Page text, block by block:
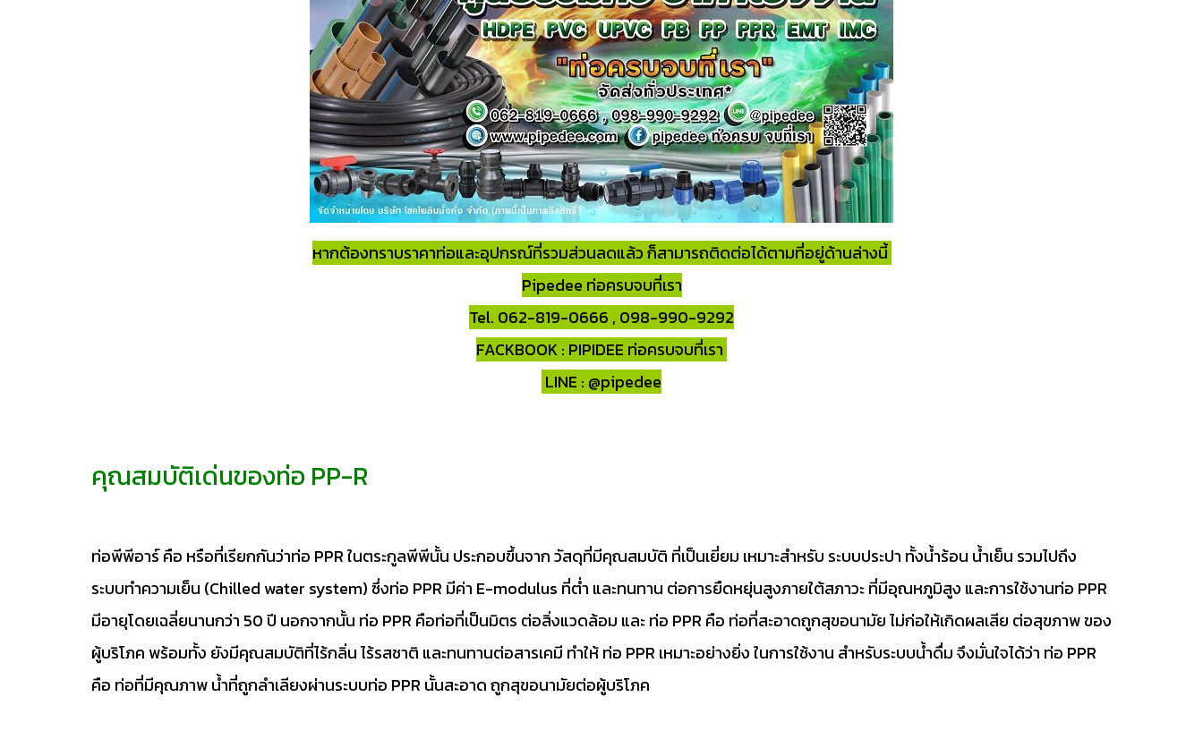
หากต้องทราบราคาท่อและอุปกรณ์ที่รวมส่วนลดแล้ว ก็สามารถติดต่อได้ตามที่อยู่ด้านล่างนี้
Pipedee ท่อครบจบที่เรา
Tel. 062-819-0666 , 098-990-9292
FACKBOOK : PIPIDEE ท่อครบจบที่เรา
LINE : @pipedee
คุณสมบัติเด่นของท่อ PP-R
ท่อพีพีอาร์ คือ หรือที่เรียกกันว่าท่อ PPR ในตระกูลพีพีนั้น ประกอบขึ้นจาก วัสดุที่มีคุณสมบัติ ที่เป็นเยี่ยม เหมาะสำหรับ ระบบประปา ทั้งน้ำร้อน น้ำเย็น รวมไปถึง
ระบบทำความเย็น (Chilled water system) ซึ่งท่อ PPR มีค่า E-modulus ที่ต่ำ และทนทาน ต่อการยืดหยุ่นสูงภายใต้สภาวะ ที่มีอุณหภูมิสูง และการใช้งานท่อ PPR
มีอายุโดยเฉลี่ยนานกว่า 50 ปี นอกจากนั้น ท่อ PPR คือท่อที่เป็นมิตร ต่อสิ่งแวดล้อม และ ท่อ PPR คือ ท่อที่สะอาดถูกสุขอนามัย ไม่ก่อให้เกิดผลเสีย ต่อสุขภาพ ของ
ผู้บริโภค พร้อมทั้ง ยังมีคุณสมบัติที่ไร้กลิ่น ไร้รสชาติ และทนทานต่อสารเคมี ทำให้ ท่อ PPR เหมาะอย่างยิ่ง ในการใช้งาน สำหรับระบบน้ำดื่ม จึงมั่นใจได้ว่า ท่อ PPR
คือ ท่อที่มีคุณภาพ น้ำที่ถูกลำเลียงผ่านระบบท่อ PPR นั้นสะอาด ถูกสุขอนามัยต่อผู้บริโภค